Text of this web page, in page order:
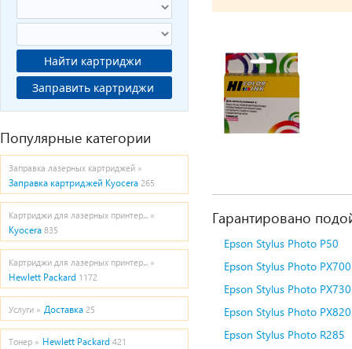
Найти картриджи
Заправить картриджи
Популярные категории
Заправка лазерных картриджей »
Заправка картриджей Kyocera 265
Картриджи для лазерных принтер... »
Kyocera 835
Картриджи для лазерных принтер... »
Hewlett Packard 1172
Услуги » Доставка 25
Тонер » Hewlett Packard 421
Гарантировано
Epson Stylus Photo P50
Epson Stylus Photo PX700
Epson Stylus Photo PX730
Epson Stylus Photo PX820
Epson Stylus Photo R285